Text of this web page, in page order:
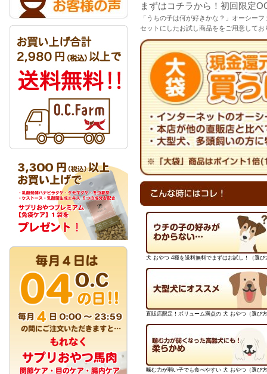
まずはコチラから！初回限定
「うちの子は何が好きかな？」オーシー
セットにしたお試し商品ををご用意してお
犬 おやつ 4種を送料無料でまずはお試し！（選び
直販店限定！ボリューム満点の 犬 おやつ（選び
噛む力が弱い子でも食べやすい 犬 おやつ（選び